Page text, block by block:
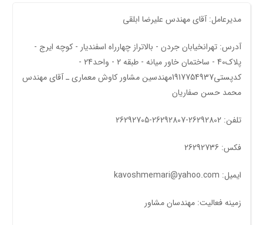
مدیرعامل: آقای مهندس عليرضا ابلقی
آدرس: تهرانخیابان جردن - بالاتراز چهارراه اسفندیار - کوچه ایرج -
پلاک40 - ساختمان خاور میانه - طبقه 2 - واحد24 -
کدپستی1917754937مهندسین مشاور کاوش معماری ـ آقای مهندس
محمد حسن صفاریان
تلفن: 26292802-26292807-26292705
فکس: 26292736
ایمیل: kavoshmemari@yahoo.com
زمینه فعالیت: مهندسان مشاور